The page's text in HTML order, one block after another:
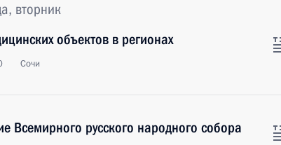
вторник
объектов в регионах
Сочи
Всемирного русского народного собора